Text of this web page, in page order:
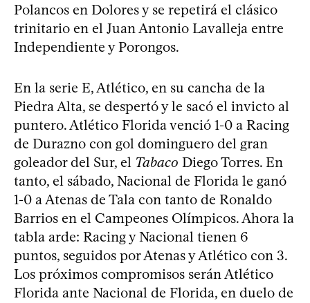
Polancos en Dolores y se repetirá el clásico
trinitario en el Juan Antonio Lavalleja entre
Independiente y Porongos.
En la serie E, Atlético, en su cancha de la
Piedra Alta, se despertó y le sacó el invicto al
puntero. Atlético Florida venció 1-0 a Racing
de Durazno con gol dominguero del gran
goleador del Sur, el Tabaco Diego Torres. En
tanto, el sábado, Nacional de Florida le ganó
1-0 a Atenas de Tala con tanto de Ronaldo
Barrios en el Campeones Olímpicos. Ahora la
tabla arde: Racing y Nacional tienen 6
puntos, seguidos por Atenas y Atlético con 3.
Los próximos compromisos serán Atlético
Florida ante Nacional de Florida, en duelo de